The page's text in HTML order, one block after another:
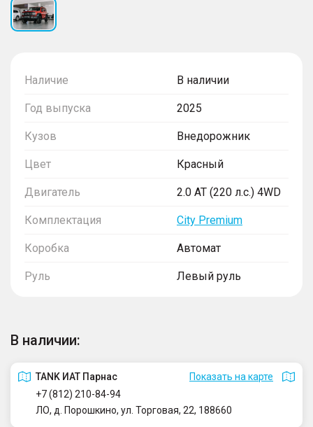
Наличие В наличии
Год выпуска 2025
Кузов Внедорожник
Цвет Красный
Двигатель 2.0 AT (220 л.с.) 4WD
Комплектация City Premium
Коробка Автомат
Руль Левый руль
В наличии:
TANK ИАТ Парнас
Показать на карте
+7 (812) 210-84-94
ЛО, д. Порошкино, ул. Торговая, 22, 188660